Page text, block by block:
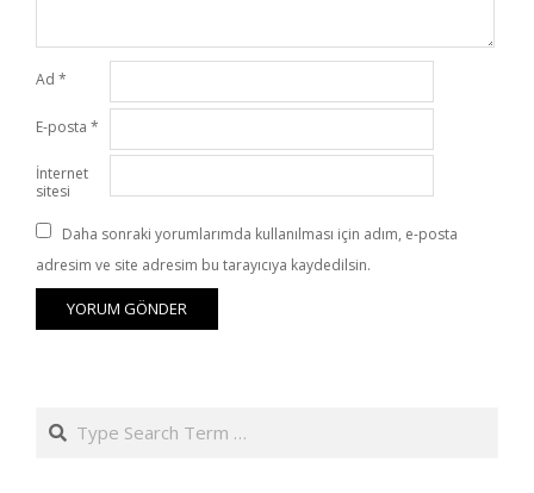
Ad *
E-posta *
İnternet
sitesi
Daha sonraki yorumlarımda kullanılması için adım, e-posta
adresim ve site adresim bu tarayıcıya kaydedilsin.
Search